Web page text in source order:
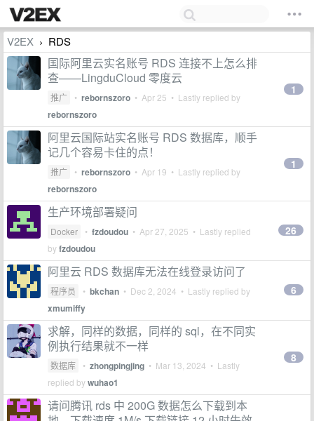
V2EX › RDS
国际阿里云实名账号 RDS 连接不上怎么排
查——LingduCloud 零度云
推广 • rebornszoro • Apr 25 • Lastly replied by
rebornszoro
1
阿里云国际站实名账号 RDS 数据库，顺手
记几个容易卡住的点！
推广 • rebornszoro • Apr 19 • Lastly replied by
rebornszoro
1
生产环境部署疑问
Docker • fzdoudou • Apr 27, 2025 • Lastly replied
byfzdoudou
26
阿里云 RDS 数据库无法在线登录访问了
程序员 • bkchan • Dec 2, 2024 • Lastly replied by
xmumiffy
6
求解，同样的数据，同样的 sql，在不同实
例执行结果就不一样
数据库 • zhongpingjing • Mar 13, 2024 • Lastly
replied bywuhao1
8
请问腾讯 rds 中 200G 数据怎么下载到本